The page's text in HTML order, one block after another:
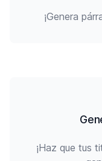
¡Genera
¡Haz que tus